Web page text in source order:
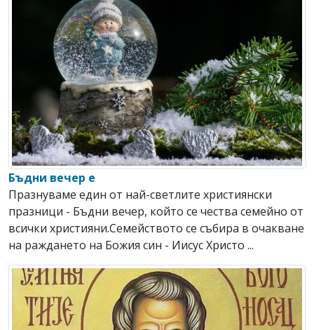
Бъдни вечер е
Празнуваме един от най-светлите християнски
празници - Бъдни вечер, който се чества семейно от
всички християни.Семейството се събира в очакване
на раждането на Божия син - Иисус Христо ...